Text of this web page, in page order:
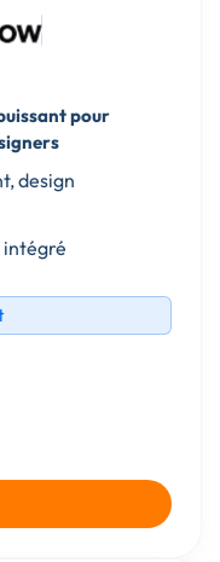
pour
design
intégré